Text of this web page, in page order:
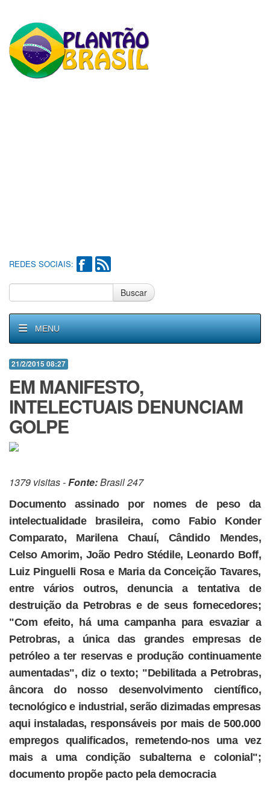
REDES SOCIAIS:
Buscar
MENU
21/2/2015 08:27
EM MANIFESTO,
INTELECTUAIS DENUNCIAM
GOLPE
1379 visitas -Fonte:Brasil 247
Documento assinado por nomes de peso da
intelectualidade brasileira, como Fabio Konder
Comparato, Marilena Chauí, Cândido Mendes,
Celso Amorim, João Pedro Stédile, Leonardo Boff,
Luiz Pinguelli Rosa e Maria da Conceição Tavares,
entre vários outros, denuncia a tentativa de
destruição da Petrobras e de seus fornecedores;
"Com efeito, há uma campanha para esvaziar a
Petrobras, a única das grandes empresas de
petróleo a ter reservas e produção continuamente
aumentadas", diz o texto; "Debilitada a Petrobras,
âncora do nosso desenvolvimento científico,
tecnológico e industrial, serão dizimadas empresas
aqui instaladas, responsáveis por mais de 500.000
empregos qualificados, remetendo-nos uma vez
mais a uma condição subalterna e colonial";
documento propõe pacto pela democracia